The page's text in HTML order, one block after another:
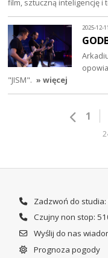
film, sztuczną inteligencję i
2025-12-
"JISM". » więcej
1
Zadzwoń do
Czujny non stop:
Wyślij do nas
Prognoza pogody